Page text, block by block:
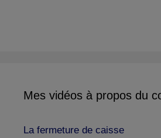
Mes vidéos à propos du
La fermeture de caisse